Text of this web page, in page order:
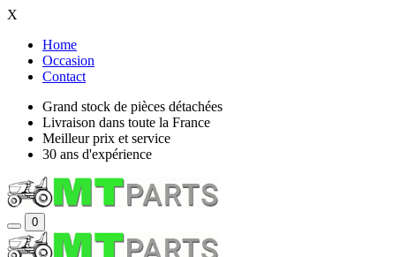
X
Home
Occasion
Contact
Grand stock de pièces détachées
Livraison dans toute la France
Meilleur prix et service
30 ans d'expérience
0